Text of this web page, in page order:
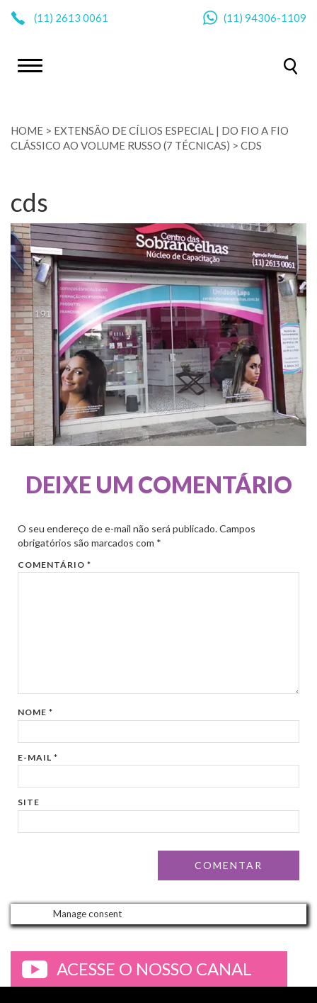
(11) 2613 0061 (11) 94306-1109
HOME > EXTENSÃO DE CÍLIOS ESPECIAL | DO FIO A FIO
CLÁSSICO AO VOLUME RUSSO (7 TÉCNICAS) > CDS
cds
DEIXE UM COMENTÁRIO
O seu endereço de e-mail não será publicado. Campos
obrigatórios são marcados com *
COMENTÁRIO*
NOME*
E-MAIL*
SITE
Manage consent
ACESSE O NOSSO CANAL